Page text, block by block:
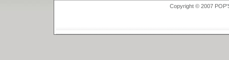
Copyright © 2007